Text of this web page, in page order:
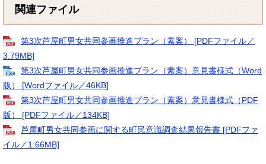
関連ファイル
第3次芦屋町男女共同参画推進プラン（素案） [PDFファイル／
3.79MB]
第3次芦屋町男女共同参画推進プラン（素案）意見書様式（Word
版） [Wordファイル／46KB]
第3次芦屋町男女共同参画推進プラン（素案）意見書様式（PDF
版） [PDFファイル／134KB]
芦屋町男女共同参画に関する町民意識調査結果報告書 [PDFファ
イル／1.66MB]